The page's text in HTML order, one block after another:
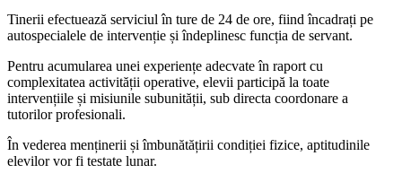
Tinerii efectuează serviciul în ture de 24 de ore, fiind încadrați pe
autospecialele de intervenție și îndeplinesc funcția de servant.
Pentru acumularea unei experiențe adecvate în raport cu
complexitatea activității operative, elevii participă la toate
intervențiile și misiunile subunității, sub directa coordonare a
tutorilor profesionali.
În vederea menținerii și îmbunătățirii condiției fizice, aptitudinile
elevilor vor fi testate lunar.